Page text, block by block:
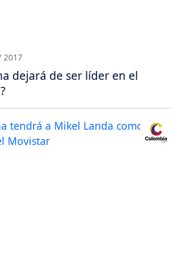
2017
dejará de ser líder en el